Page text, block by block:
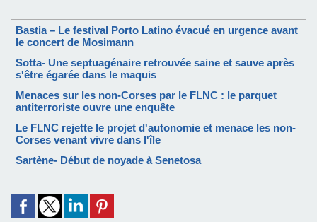
Bastia – Le festival Porto Latino évacué en urgence avant
le concert de Mosimann
Sotta- Une septuagénaire retrouvée saine et sauve après
s'être égarée dans le maquis
Menaces sur les non-Corses par le FLNC : le parquet
antiterroriste ouvre une enquête
Le FLNC rejette le projet d'autonomie et menace les non-
Corses venant vivre dans l'île
Sartène- Début de noyade à Senetosa